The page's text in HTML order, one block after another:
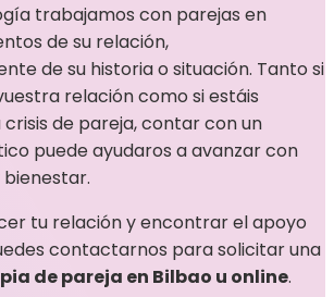
trabajamos con parejas en
de su relación,
de su historia o situación. Tanto si
relación como si estáis
de pareja, contar con un
puede ayudaros a avanzar con
tu relación y encontrar el apoyo
contactarnos para solicitar una
de pareja en Bilbao u online.